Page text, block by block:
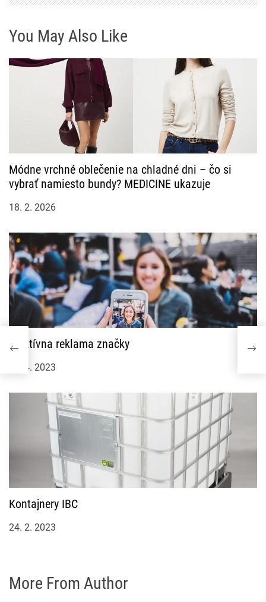
p
ě
You May Also Like
Módne vrchné oblečenie na chladné dni – čo si
vybrať namiesto bundy? MEDICINE ukazuje
18. 2. 2026
Efektívna reklama značky
18. 4. 2023
Kontajnery IBC
24. 2. 2023
More From Author